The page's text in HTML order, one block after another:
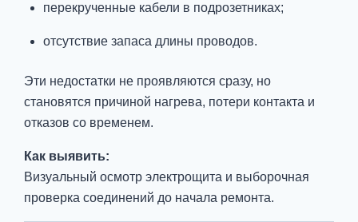
перекрученные кабели в подрозетниках;
отсутствие запаса длины проводов.
Эти недостатки не проявляются сразу, но
становятся причиной нагрева, потери контакта и
отказов со временем.
Как выявить:
Визуальный осмотр электрощита и выборочная
проверка соединений до начала ремонта.